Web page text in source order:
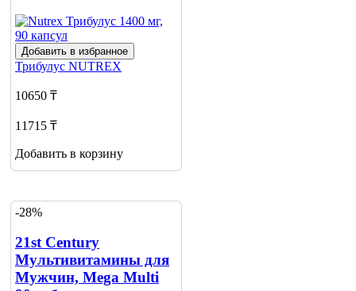
Добавить в избранное
Трибулус NUTREX
10650 ₸
11715 ₸
Добавить в корзину
-28%
21st Century
Мультивитамины для
Мужчин, Mega Multi